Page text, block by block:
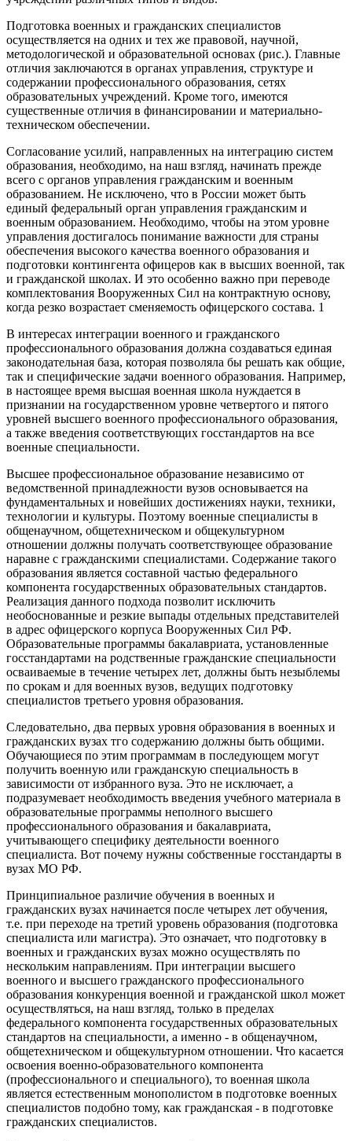
Подготовка военных и гражданских специалистов
осуществляется на одних и тех же правовой, научной,
методологической и образовательной основах (рис.). Главные
отличия заключаются в органах управления, структуре и
содержании профессионального образования, сетях
образовательных учреждений. Кроме того, имеются
существенные отличия в финансировании и материально-
техническом обеспечении.
Согласование усилий, направленных на интеграцию систем
образования, необходимо, на наш взгляд, начинать прежде
всего с органов управления гражданским и военным
образованием. Не исключено, что в России может быть
единый федеральный орган управления гражданским и
военным образованием. Необходимо, чтобы на этом уровне
управления достигалось понимание важности для страны
обеспечения высокого качества военного образования и
подготовки контингента офицеров как в высших военной, так
и гражданской школах. И это особенно важно при переводе
комплектования Вооруженных Сил на контрактную основу,
когда резко возрастает сменяемость офицерского состава. 1
В интересах интеграции военного и гражданского
профессионального образования должна создаваться единая
законодательная база, которая позволяла бы решать как общие,
так и специфические задачи военного образования. Например,
в настоящее время высшая военная школа нуждается в
признании на государственном уровне четвертого и пятого
уровней высшего военного профессионального образования,
а также введения соответствующих госстандартов на все
военные специальности.
Высшее профессиональное образование независимо от
ведомственной принадлежности вузов основывается на
фундаментальных и новейших достижениях науки, техники,
технологии и культуры. Поэтому военные специалисты в
общенаучном, общетехническом и общекультурном
отношении должны получать соответствующее образование
наравне с гражданскими специалистами. Содержание такого
образования является составной частью федерального
компонента государственных образовательных стандартов.
Реализация данного подхода позволит исключить
необоснованные и резкие выпады отдельных представителей
в адрес офицерского корпуса Вооруженных Сил РФ.
Образовательные программы бакалавриата, установленные
госстандартами на родственные гражданские специальности
осваиваемые в течение четырех лет, должны быть незыблемы
по срокам и для военных вузов, ведущих подготовку
специалистов третьего уровня образования.
Следовательно, два первых уровня образования в военных и
гражданских вузах тго содержанию должны быть общими.
Обучающиеся по этим программам в последующем могут
получить военную или гражданскую специальность в
зависимости от избранного вуза. Это не исключает, а
подразумевает необходимость введения учебного материала в
образовательные программы неполного высшего
профессионального образования и бакалавриата,
учитывающего специфику деятельности военного
специалиста. Вот почему нужны собственные госстандарты в
вузах МО РФ.
Принципиальное различие обучения в военных и
гражданских вузах начинается после четырех лет обучения,
т.е. при переходе на третий уровень образования (подготовка
специалиста или магистра). Это означает, что подготовку в
военных и гражданских вузах можно осуществлять по
нескольким направлениям. При интеграции высшего
военного и высшего гражданского профессионального
образования конкуренция военной и гражданской школ может
осуществляться, на наш взгляд, только в пределах
федерального компонента государственных образовательных
стандартов на специальности, а именно - в общенаучном,
общетехническом и общекультурном отношении. Что касается
освоения военно-образовательного компонента
(профессионального и специального), то военная школа
является естественным монополистом в подготовке военных
специалистов подобно тому, как гражданская - в подготовке
гражданских специалистов.